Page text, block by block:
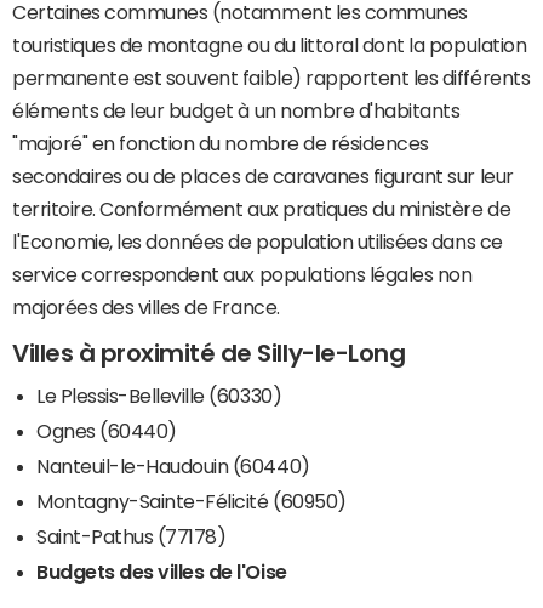
Certaines communes (notamment les communes
touristiques de montagne ou du littoral dont la population
permanente est souvent faible) rapportent les différents
éléments de leur budget à un nombre d'habitants
"majoré" en fonction du nombre de résidences
secondaires ou de places de caravanes figurant sur leur
territoire. Conformément aux pratiques du ministère de
l'Economie, les données de population utilisées dans ce
service correspondent aux populations légales non
majorées des villes de France.
Villes à proximité de Silly-le-Long
Le Plessis-Belleville (60330)
Ognes (60440)
Nanteuil-le-Haudouin (60440)
Montagny-Sainte-Félicité (60950)
Saint-Pathus (77178)
Budgets des villes de l'Oise